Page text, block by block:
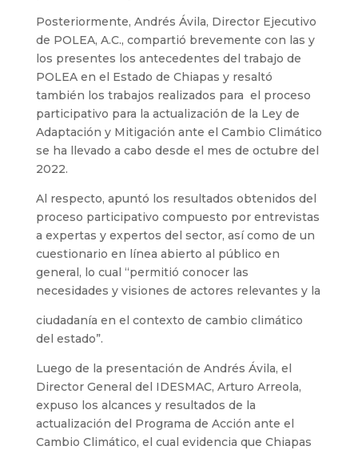
Posteriormente, Andrés Ávila, Director Ejecutivo
de POLEA, A.C., compartió brevemente con las y
los presentes los antecedentes del trabajo de
POLEA en el Estado de Chiapas y resaltó
también los trabajos realizados para el proceso
participativo para la actualización de la Ley de
Adaptación y Mitigación ante el Cambio Climático
se ha llevado a cabo desde el mes de octubre del
2022.
Al respecto, apuntó los resultados obtenidos del
proceso participativo compuesto por entrevistas
a expertas y expertos del sector, así como de un
cuestionario en línea abierto al público en
general, lo cual “permitió conocer las
necesidades y visiones de actores relevantes y la
ciudadanía en el contexto de cambio climático
del estado”.
Luego de la presentación de Andrés Ávila, el
Director General del IDESMAC, Arturo Arreola,
expuso los alcances y resultados de la
actualización del Programa de Acción ante el
Cambio Climático, el cual evidencia que Chiapas